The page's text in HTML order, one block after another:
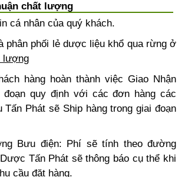
chất lượng
cá nhân của quý khách.
phân phối lẻ dược liệu khổ qua rừng ở
lượng
hàng hoàn thành việc Giao Nhận
đoạn quy định với các đơn hàng các
Tấn Phát sẽ Ship hàng trong giai đoạn
Bưu điện: Phí sẽ tính theo đường
Tấn Phát sẽ thông báo cụ thể khi
cầu đặt hàng.